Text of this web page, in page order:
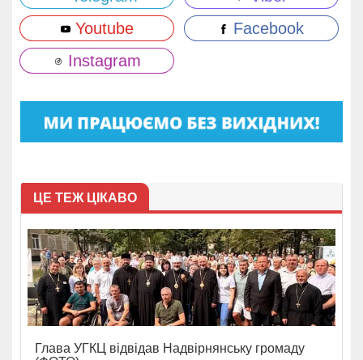
Youtube
Facebook
Instagram
ЦЕ ТЕЖ ЦІКАВО
Глава УГКЦ відвідав Надвірнянську громаду